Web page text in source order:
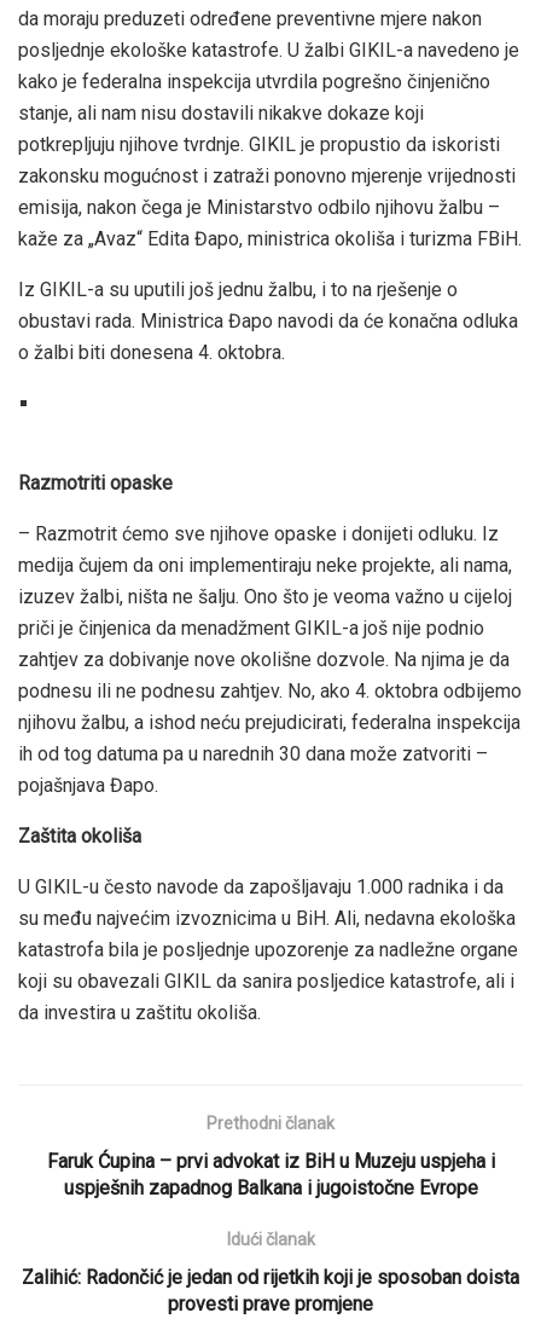
da moraju preduzeti određene preventivne mjere nakon
posljednje ekološke katastrofe. U žalbi GIKIL-a navedeno je
kako je federalna inspekcija utvrdila pogrešno činjenično
stanje, ali nam nisu dostavili nikakve dokaze koji
potkrepljuju njihove tvrdnje. GIKIL je propustio da iskoristi
zakonsku mogućnost i zatraži ponovno mjerenje vrijednosti
emisija, nakon čega je Ministarstvo odbilo njihovu žalbu –
kaže za „Avaz“ Edita Đapo, ministrica okoliša i turizma FBiH.
Iz GIKIL-a su uputili još jednu žalbu, i to na rješenje o
obustavi rada. Ministrica Đapo navodi da će konačna odluka
o žalbi biti donesena 4. oktobra.
Razmotriti opaske
– Razmotrit ćemo sve njihove opaske i donijeti odluku. Iz
medija čujem da oni implementiraju neke projekte, ali nama,
izuzev žalbi, ništa ne šalju. Ono što je veoma važno u cijeloj
priči je činjenica da menadžment GIKIL-a još nije podnio
zahtjev za dobivanje nove okolišne dozvole. Na njima je da
podnesu ili ne podnesu zahtjev. No, ako 4. oktobra odbijemo
njihovu žalbu, a ishod neću prejudicirati, federalna inspekcija
ih od tog datuma pa u narednih 30 dana može zatvoriti –
pojašnjava Đapo.
Zaštita okoliša
U GIKIL-u često navode da zapošljavaju 1.000 radnika i da
su među najvećim izvoznicima u BiH. Ali, nedavna ekološka
katastrofa bila je posljednje upozorenje za nadležne organe
koji su obavezali GIKIL da sanira posljedice katastrofe, ali i
da investira u zaštitu okoliša.
Prethodni članak
Faruk Ćupina – prvi advokat iz BiH u Muzeju uspjeha i
uspješnih zapadnog Balkana i jugoistočne Evrope
Idući članak
Zalihić: Radončić je jedan od rijetkih koji je sposoban doista
provesti prave promjene